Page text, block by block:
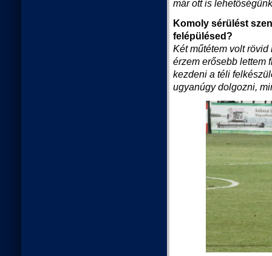
már ott is
Komoly sérülést
felépülésed?
Két műtétem volt
érzem erősebb lettem
kezdeni a téli
ugyanúgy dolgozni,